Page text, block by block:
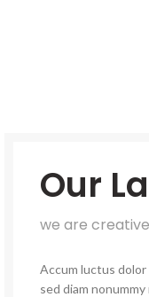
Our
we are
Accum luctus
sed diam